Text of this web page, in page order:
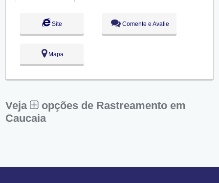
Site Comente e Avalie
Mapa
Veja
opções de Rastreamento em
Caucaia